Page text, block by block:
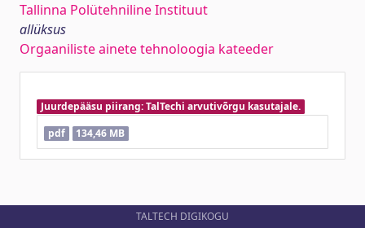
Tallinna Polütehniline Instituut
allüksus
Orgaaniliste ainete tehnoloogia kateeder
Juurdepääsu piirang: TalTechi arvutivõrgu kasutajale.
pdf
134,46 MB
TALTECH DIGIKOGU